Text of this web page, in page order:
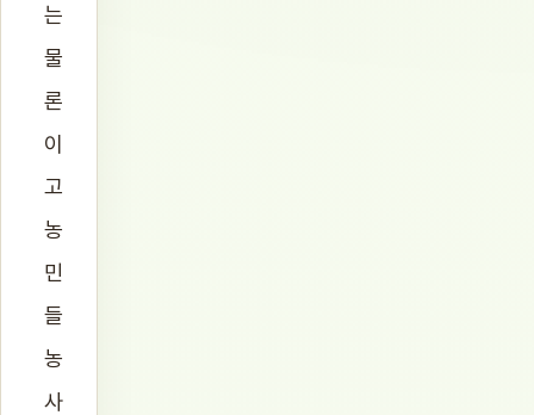
는
물
론
이
고
농
민
들
농
사